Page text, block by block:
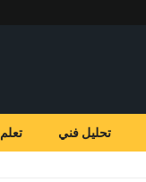
تحليل فني تعلم